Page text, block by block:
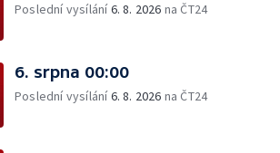
Poslední vysílání6. 8. 2026 na ČT24
6. srpna 00:00
Poslední vysílání6. 8. 2026 na ČT24